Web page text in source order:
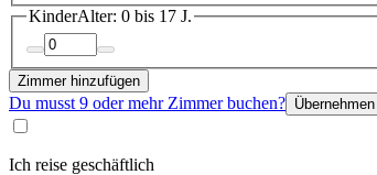
KinderAlter: 0 bis 17 J.
Zimmer hinzufügen
Du musst 9 oder mehr Zimmer buchen? Übernehmen
Ich reise geschäftlich